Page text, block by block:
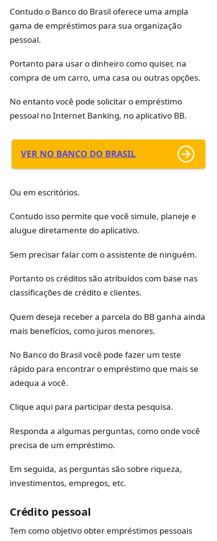
Contudo o Banco do Brasil oferece uma ampla
gama de empréstimos para sua organização
pessoal.
Portanto para usar o dinheiro como quiser, na
compra de um carro, uma casa ou outras opções.
No entanto você pode solicitar o empréstimo
pessoal no Internet Banking, no aplicativo BB.
VER NO BANCO DO BRASIL
Ou em escritórios.
Contudo isso permite que você simule, planeje e
alugue diretamente do aplicativo.
Sem precisar falar com o assistente de ninguém.
Portanto os créditos são atribuídos com base nas
classificações de crédito e clientes.
Quem deseja receber a parcela do BB ganha ainda
mais benefícios, como juros menores.
No Banco do Brasil você pode fazer um teste
rápido para encontrar o empréstimo que mais se
adequa a você.
Clique aqui para participar desta pesquisa.
Responda a algumas perguntas, como onde você
precisa de um empréstimo.
Em seguida, as perguntas são sobre riqueza,
investimentos, empregos, etc.
Crédito pessoal
Tem como objetivo obter empréstimos pessoais